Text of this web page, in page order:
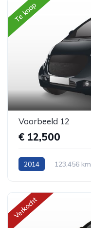
Te koop
Voorbeeld 12
€ 12,500
2014 123,456 km
Verkocht